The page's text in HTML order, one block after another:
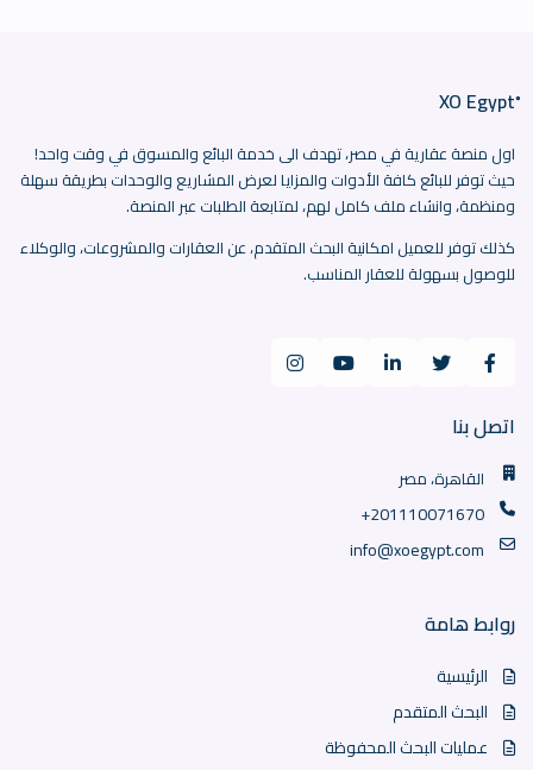
اول منصة عقارية في مصر، تهدف الى خدمة البائع والمسوق في وقت واحد!
حيث توفر للبائع كافة الأدوات والمزايا لعرض المشاريع والوحدات بطريقة سهلة
ومنظمة، وانشاء ملف كامل لهم، لمتابعة الطلبات عبر المنصة.
كذلك توفر للعميل امكانية البحث المتقدم، عن العقارات والمشروعات، والوكلاء
للوصول بسهولة للعقار المناسب.
اتصل بنا
القاهرة، مصر
+201110071670
info@xoegypt.com
روابط هامة
الرئيسية
البحث المتقدم
عمليات البحث المحفوظة